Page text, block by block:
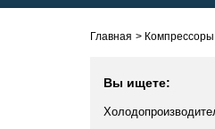
Главная Компрессоры
Вы ищете: